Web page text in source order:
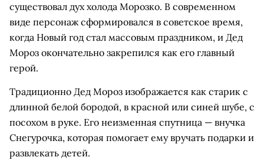
существовал дух холода Морозко. В современном
виде персонаж сформировался в советское время,
когда Новый год стал массовым праздником, и Дед
Мороз окончательно закрепился как его главный
герой.
Традиционно Дед Мороз изображается как старик с
длинной белой бородой, в красной или синей шубе, с
посохом в руке. Его неизменная спутница — внучка
Снегурочка, которая помогает ему вручать подарки и
развлекать детей.